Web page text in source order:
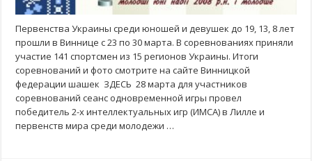
Первенства Украины среди юношей и девушек до 19, 13, 8 лет
прошли в Виннице с 23 по 30 марта. В соревнованиях приняли
участие 141 спортсмен из 15 регионов Украины. Итоги
соревнований и фото смотрите на сайте Винницкой
федерации шашек ЗДЕСЬ 28 марта для участников
соревнований сеанс одновременной игры провел
победитель 2-х интеллектуальных игр (ИМСА) в Лилле и
первенств мира среди молодежи …